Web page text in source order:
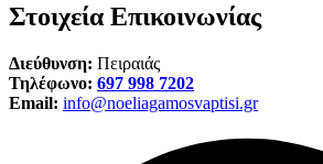
Στοιχεία Επικοινωνίας
Διεύθυνση: Πειραιάς
Τηλέφωνο: 697 998 7202
Email: info@noeliagamosvaptisi.gr